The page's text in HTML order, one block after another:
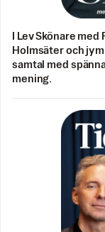
I Lev Skönare
Holmsäter och
samtal med
mening.